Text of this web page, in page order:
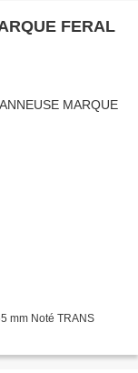
FERAL
mm Noté TRANS